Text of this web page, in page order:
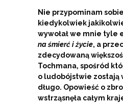
Nie przypominam
kiedykolwiek
wywołał we mnie tyle
na śmierć i życie, a
zdecydowaną
Tochmana, spośród
o ludobójstwie zostają
długo. Opowieść o
wstrząsnęła całym